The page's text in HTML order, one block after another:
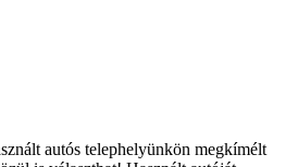
autós telephelyünkön megkímélt